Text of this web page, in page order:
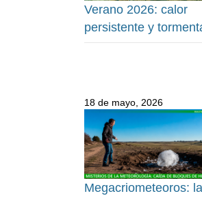
Verano 2026: calor
persistente y
18 de mayo, 2026
Megacriometeoros: la